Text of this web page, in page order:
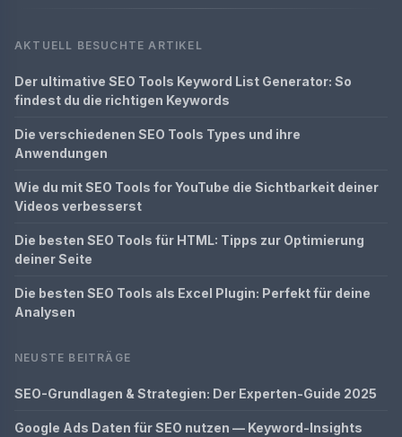
AKTUELL BESUCHTE ARTIKEL
Der ultimative SEO Tools Keyword List Generator: So
findest du die richtigen Keywords
Die verschiedenen SEO Tools Types und ihre
Anwendungen
Wie du mit SEO Tools for YouTube die Sichtbarkeit deiner
Videos verbesserst
Die besten SEO Tools für HTML: Tipps zur Optimierung
deiner Seite
Die besten SEO Tools als Excel Plugin: Perfekt für deine
Analysen
NEUSTE BEITRÄGE
SEO-Grundlagen & Strategien: Der Experten-Guide 2025
Google Ads Daten für SEO nutzen — Keyword-Insights